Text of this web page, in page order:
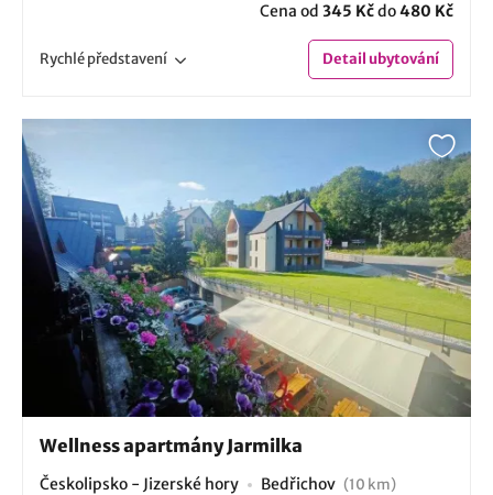
Cena od 345 Kčdo480 Kč
Rychlépředstavení Detailubytování
Wellness apartmány Jarmilka
Českolipsko - Jizerské hory Bedřichov (10 km)